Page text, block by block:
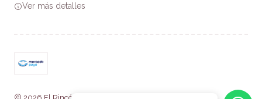
Ver más detalles